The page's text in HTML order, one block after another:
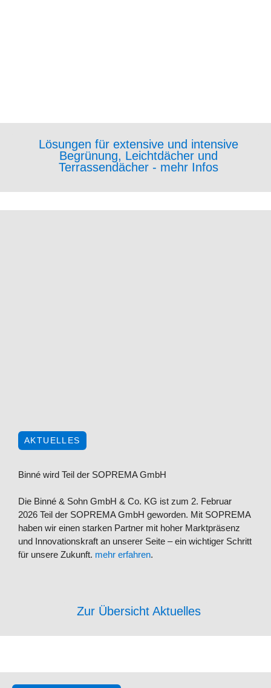
Lösungen für extensive und intensive
Begrünung, Leichtdächer und
Terrassendächer - mehr Infos
AKTUELLES
Binné wird Teil der SOPREMA GmbH
Die Binné & Sohn GmbH & Co. KG ist zum 2. Februar
2026 Teil der SOPREMA GmbH geworden. Mit SOPREMA
haben wir einen starken Partner mit hoher Marktpräsenz
und Innovationskraft an unserer Seite – ein wichtiger Schritt
für unsere Zukunft. mehr erfahren.
Zur Übersicht Aktuelles